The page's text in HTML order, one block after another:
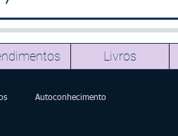
Livros
Autoconhecimento